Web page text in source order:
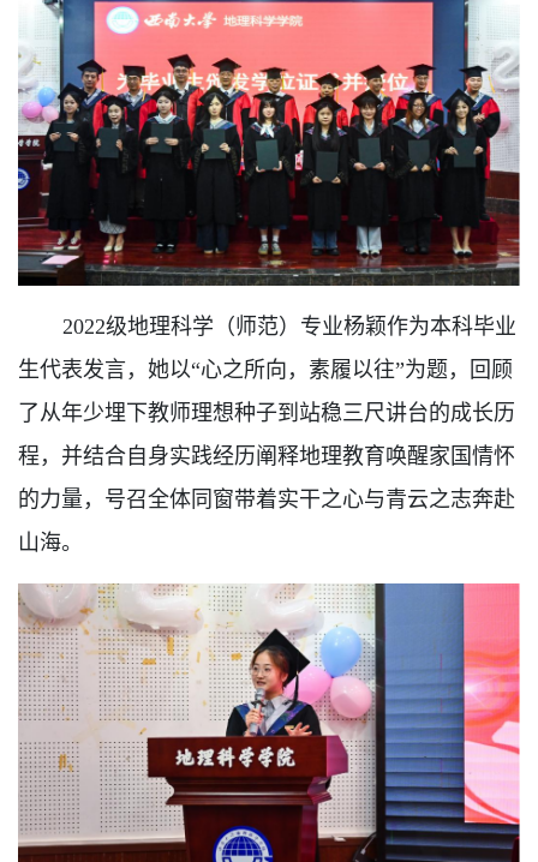
2022级地理科学（师范）专业杨颖作为本科毕业
生代表发言，她以“心之所向，素履以往”为题，回顾
了从年少埋下教师理想种子到站稳三尺讲台的成长历
程，并结合自身实践经历阐释地理教育唤醒家国情怀
的力量，号召全体同窗带着实干之心与青云之志奔赴
山海。